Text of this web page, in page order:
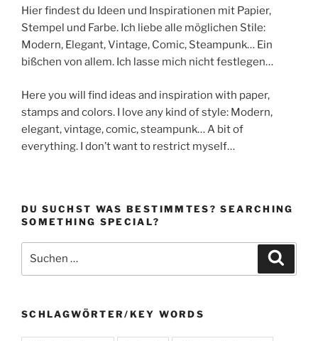
Hier findest du Ideen und Inspirationen mit Papier,
Stempel und Farbe. Ich liebe alle möglichen Stile:
Modern, Elegant, Vintage, Comic, Steampunk… Ein
bißchen von allem. Ich lasse mich nicht festlegen…
Here you will find ideas and inspiration with paper,
stamps and colors. I love any kind of style: Modern,
elegant, vintage, comic, steampunk… A bit of
everything. I don’t want to restrict myself…
DU SUCHST WAS BESTIMMTES? SEARCHING
SOMETHING SPECIAL?
nach:
SCHLAGWÖRTER/KEY WORDS